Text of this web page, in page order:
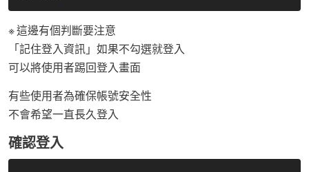
※ 這邊有個判斷要注意
「記住登入資訊」如果不勾選就登入
可以將使用者踢回登入畫面
有些使用者為確保帳號安全性
不會希望一直長久登入
確認登入